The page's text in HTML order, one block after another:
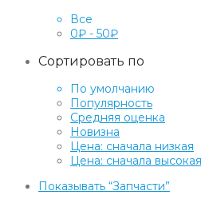
Все
0₽ - 50₽
Сортировать по
По умолчанию
Популярность
Средняя оценка
Новизна
Цена: сначала низкая
Цена: сначала высокая
Показывать “Запчасти”